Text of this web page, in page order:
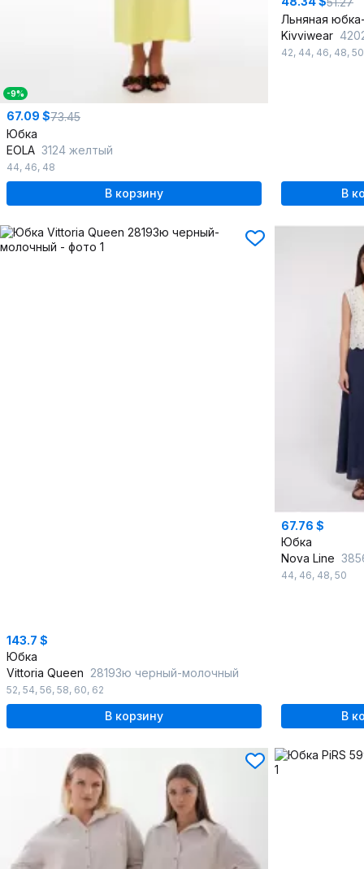
-9%
67.09 $73.45
Юбка
EOLA 3124 желтый
44, 46, 48
В корзину
Kivviwear
42, 44, 46, 48, 50
В
143.7 $
Юбка
Vittoria Queen 28193ю черный-молочный
52, 54, 56, 58, 60, 62
В корзину
67.76 $
Юбка
Nova Line
44, 46, 48, 50
В